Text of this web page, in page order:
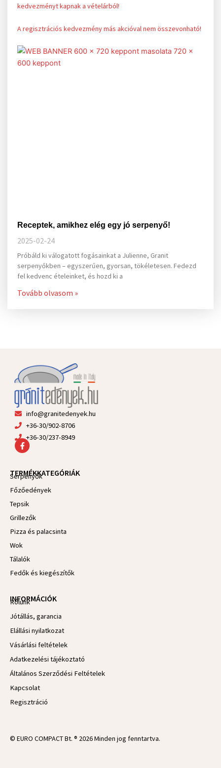
kedvezményt kapnak a vételárból!
A regisztrációs kedvezmény más akcióval nem összevonható!
Receptek, amikhez elég egy jó serpenyő!
2025-02-24
Próbáld ki válogatott fogásainkat a Julienne, Granit
serpenyőkben – egyszerűen, gyorsan, tökéletesen. Fedezd
fel kedvenc ételeinket, és hozd ki a
Tovább olvasom »
info@granitedenyek.hu
+36-30/902-8706
+36-30/237-8949
F
a
e
b
o
-
TERMÉKKATEGÓRIÁK
Serpenyők
Főzőedények
Tepsik
Grillezők
Pizza és palacsinta
Wok
Tálalók
Fedők és kiegészítők
INFORMÁCIÓK
Rólunk
Jótállás, garancia
Elállási nyilatkozat
Vásárlási feltételek
Adatkezelési tájékoztató
Általános Szerződési Feltételek
Kapcsolat
Regisztráció
© EURO COMPACT Bt. ® 2026 Minden jog fenntartva.